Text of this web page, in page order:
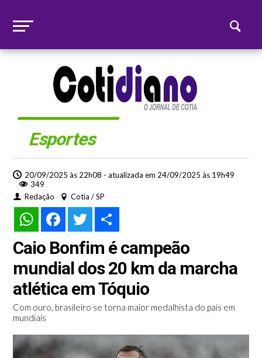
Esportes
20/09/2025 às 22h08 - atualizada em 24/09/2025 às 19h49
349
Redação
Cotia / SP
WhatsAppFacebookTwitter
Caio Bonfim é campeão
mundial dos 20 km da marcha
atlética em Tóquio
Com ouro, brasileiro se torna maior medalhista do país em
mundiais